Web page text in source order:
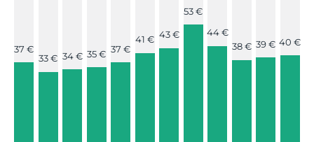
37 €
33 € 34 € 35 € 37 €
41 € 43 €
53 €
44 €
38 € 39 € 40 €